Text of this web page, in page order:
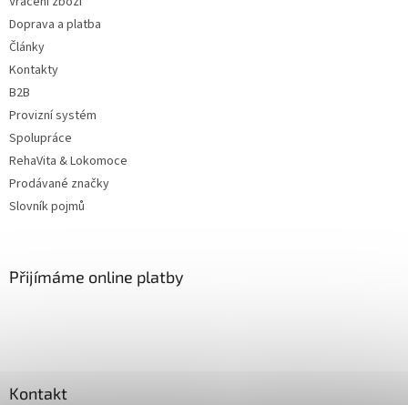
Doprava a platba
Články
Kontakty
B2B
Provizní systém
Spolupráce
RehaVita & Lokomoce
Prodávané značky
Slovník pojmů
Přijímáme online platby
Kontakt